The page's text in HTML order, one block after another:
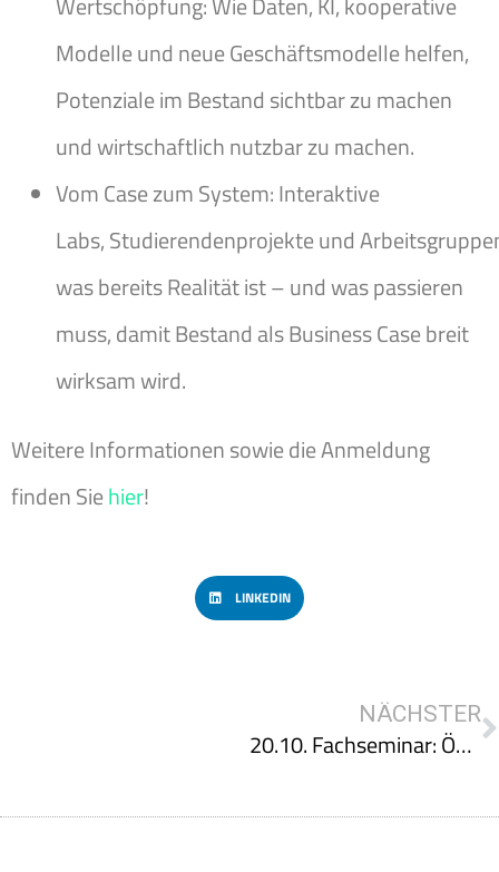
Modelle und neue Geschäftsmodelle helfen,
Potenziale im Bestand sichtbar zu machen
und wirtschaftlich nutzbar zu machen.
Vom Case zum System: Interaktive
Labs, Studierendenprojekte und
was bereits Realität ist – und was passieren
muss, damit Bestand als Business Case breit
wirksam wird.
Weitere Informationen sowie die Anmeldung
finden Siehier!
LINKEDIN
NÄCHSTER
20.10. Fachseminar: Ökobilanzierung von Gebäuden